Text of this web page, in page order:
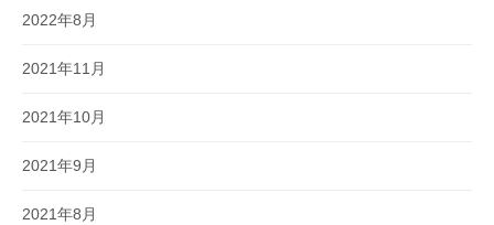
2022年8月
2021年11月
2021年10月
2021年9月
2021年8月